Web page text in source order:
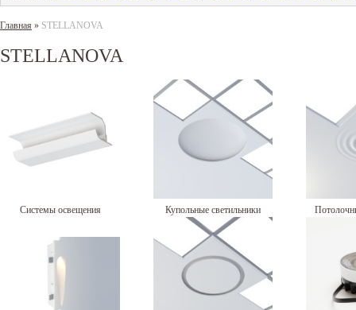
Главная » STELLANOVA
STELLANOVA
Системы освещения Купольные светильники